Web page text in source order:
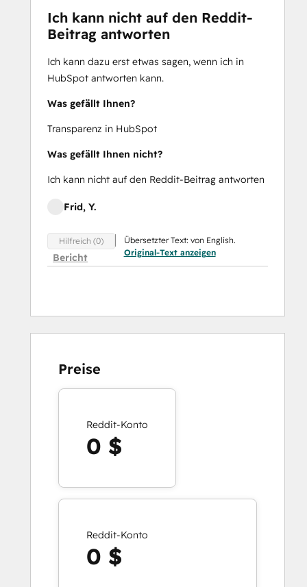
Ich kann nicht auf den Reddit-
Beitrag antworten
Ich kann dazu erst etwas sagen, wenn ich in
HubSpot antworten kann.
Was gefällt Ihnen?
Transparenz in HubSpot
Was gefällt Ihnen nicht?
Ich kann nicht auf den Reddit-Beitrag antworten
Frid, Y.
Hilfreich (0)
Bericht
Übersetzter Text: von English.
Original-Text anzeigen
Preise
Reddit-Konto
0 $
Reddit-Konto
0 $